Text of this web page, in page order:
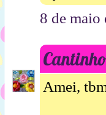
8 de maio
Amei,